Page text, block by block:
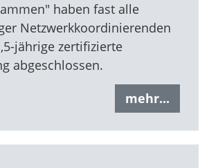
haben fast alle
Netzwerkkoordinierenden
jährige zertifizierte
abgeschlossen.
mehr...